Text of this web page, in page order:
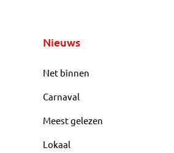
Nieuws
Net binnen
Carnaval
Meest gelezen
Lokaal